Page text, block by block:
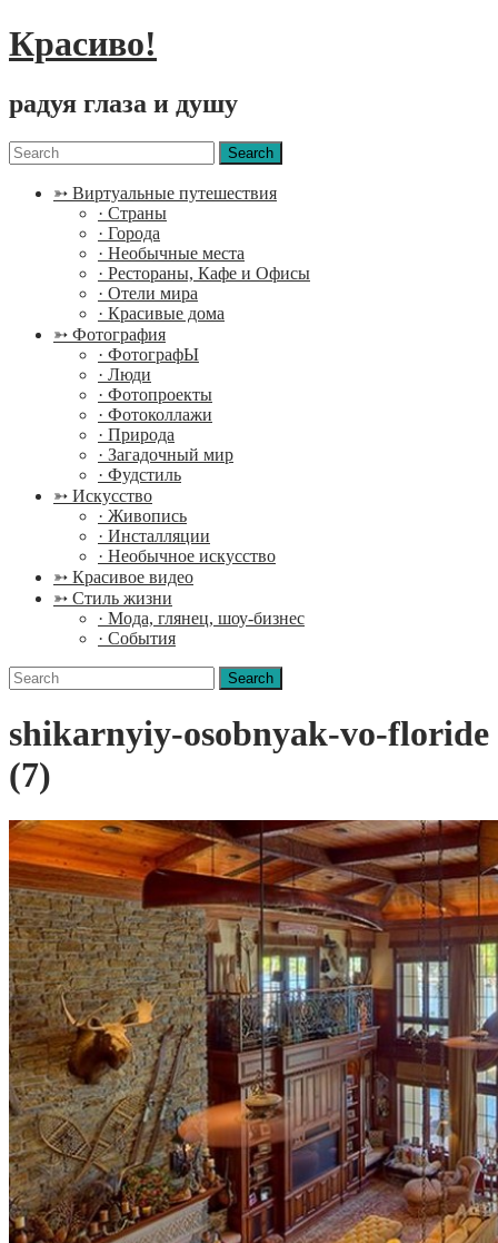
Красиво!
радуя глаза и душу
Menu
Search
for:
➳ Виртуальные путешествия
· Страны
· Города
· Необычные места
· Рестораны, Кафе и Офисы
· Отели мира
· Красивые дома
➳ Фотография
· ФотографЫ
· Люди
· Фотопроекты
· Фотоколлажи
· Природа
· Загадочный мир
· Фудстиль
➳ Искусство
· Живопись
· Инсталляции
· Необычное искусство
➳ Красивое видео
➳ Стиль жизни
· Мода, глянец, шоу-бизнес
· События
Search
for:
shikarnyiy-osobnyak-vo-floride
(7)